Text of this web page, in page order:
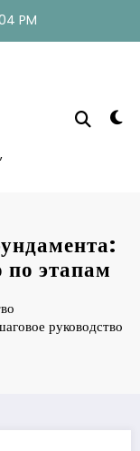
PM
по этапам
руководство